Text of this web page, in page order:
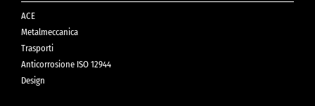
ACE
Metalmeccanica
Trasporti
Anticorrosione ISO 12944
Design